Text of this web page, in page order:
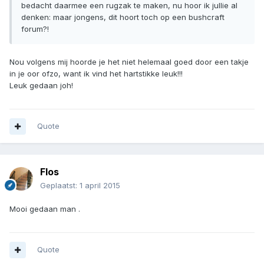
bedacht daarmee een rugzak te maken, nu hoor ik jullie al
denken: maar jongens, dit hoort toch op een bushcraft
forum?!
Nou volgens mij hoorde je het niet helemaal goed door een takje
in je oor ofzo, want ik vind het hartstikke leuk!!!
Leuk gedaan joh!
Quote
Flos
Geplaatst: 1 april 2015
Mooi gedaan man .
Quote